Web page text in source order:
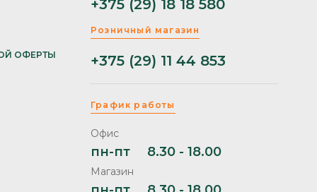
ОФЕРТЫ
+375 (29) 18 18 580
Розничный магазин
+375 (29) 11 44 853
График работы
Офис
пн-пт 8.30 - 18.00
Магазин